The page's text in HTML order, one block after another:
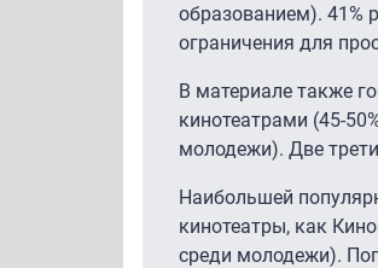
образованием). 41%
ограничения для
В материале также
кинотеатрами (45-
молодежи). Две
Наибольшей
кинотеатры, как
среди молодежи).